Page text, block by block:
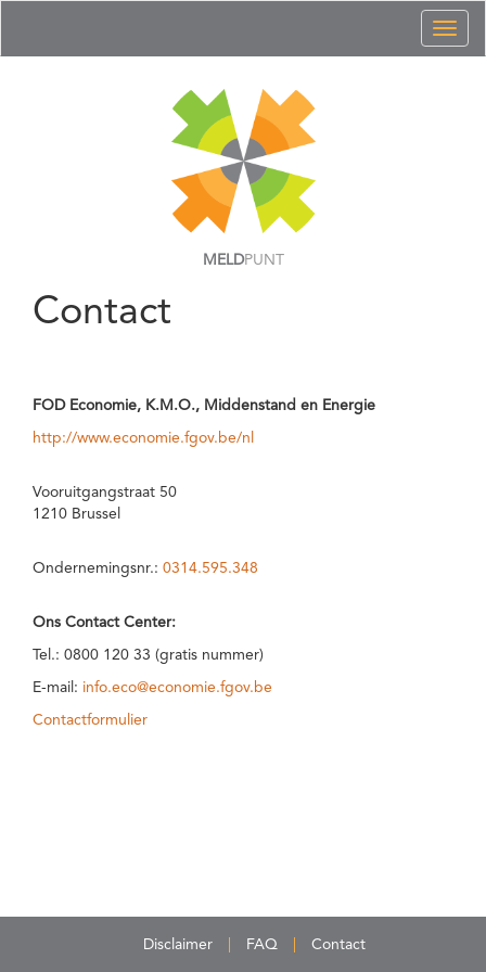
MELDPUNT
Contact
FOD Economie, K.M.O., Middenstand en Energie
http://www.economie.fgov.be/nl
Vooruitgangstraat 50
1210 Brussel
Ondernemingsnr.: 0314.595.348
Ons Contact Center:
Tel.: 0800 120 33 (gratis nummer)
E-mail: info.eco@economie.fgov.be
Contactformulier
Disclaimer FAQ Contact